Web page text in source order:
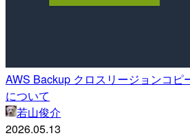
AWS Backup クロスリージョンコピ
について
若山俊介
2026.05.13